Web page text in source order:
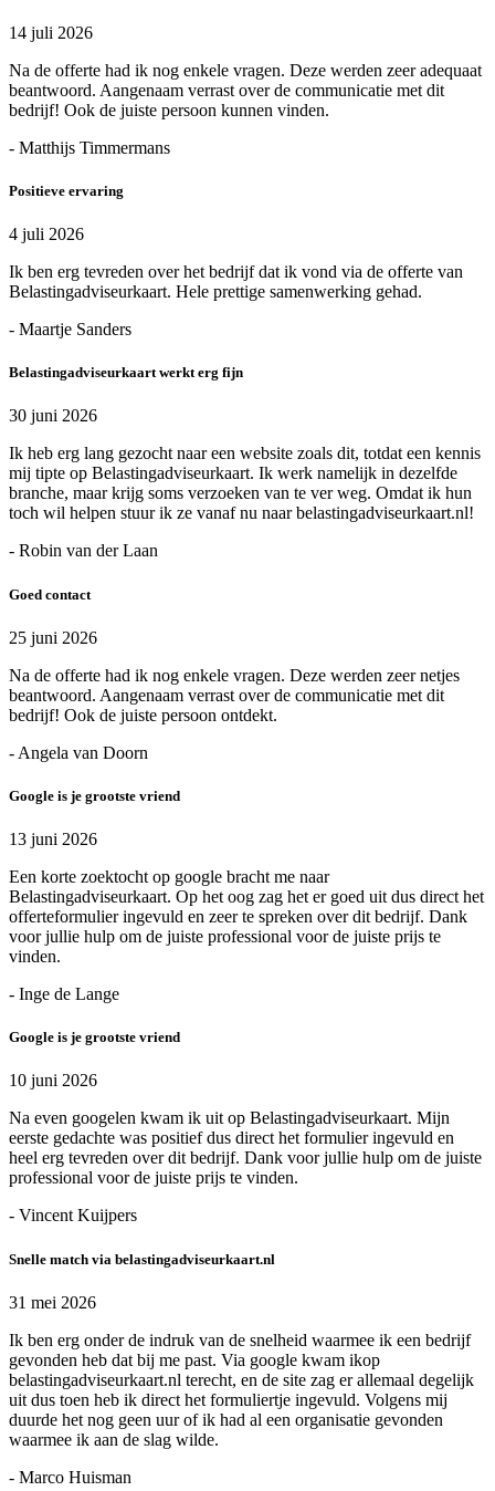
14 juli 2026
Na de offerte had ik nog enkele vragen. Deze werden zeer adequaat
beantwoord. Aangenaam verrast over de communicatie met dit
bedrijf! Ook de juiste persoon kunnen vinden.
- Matthijs Timmermans
Positieve ervaring
4 juli 2026
Ik ben erg tevreden over het bedrijf dat ik vond via de offerte van
Belastingadviseurkaart. Hele prettige samenwerking gehad.
- Maartje Sanders
Belastingadviseurkaart werkt erg fijn
30 juni 2026
Ik heb erg lang gezocht naar een website zoals dit, totdat een kennis
mij tipte op Belastingadviseurkaart. Ik werk namelijk in dezelfde
branche, maar krijg soms verzoeken van te ver weg. Omdat ik hun
toch wil helpen stuur ik ze vanaf nu naar belastingadviseurkaart.nl!
- Robin van der Laan
Goed contact
25 juni 2026
Na de offerte had ik nog enkele vragen. Deze werden zeer netjes
beantwoord. Aangenaam verrast over de communicatie met dit
bedrijf! Ook de juiste persoon ontdekt.
- Angela van Doorn
Google is je grootste vriend
13 juni 2026
Een korte zoektocht op google bracht me naar
Belastingadviseurkaart. Op het oog zag het er goed uit dus direct het
offerteformulier ingevuld en zeer te spreken over dit bedrijf. Dank
voor jullie hulp om de juiste professional voor de juiste prijs te
vinden.
- Inge de Lange
Google is je grootste vriend
10 juni 2026
Na even googelen kwam ik uit op Belastingadviseurkaart. Mijn
eerste gedachte was positief dus direct het formulier ingevuld en
heel erg tevreden over dit bedrijf. Dank voor jullie hulp om de juiste
professional voor de juiste prijs te vinden.
- Vincent Kuijpers
Snelle match via belastingadviseurkaart.nl
31 mei 2026
Ik ben erg onder de indruk van de snelheid waarmee ik een bedrijf
gevonden heb dat bij me past. Via google kwam ikop
belastingadviseurkaart.nl terecht, en de site zag er allemaal degelijk
uit dus toen heb ik direct het formuliertje ingevuld. Volgens mij
duurde het nog geen uur of ik had al een organisatie gevonden
waarmee ik aan de slag wilde.
- Marco Huisman